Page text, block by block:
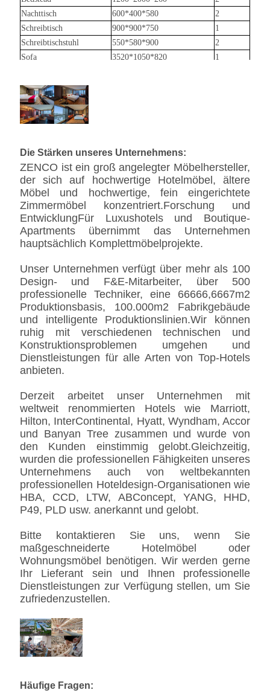
Nachttisch
600*400*580
2
Schreibtisch
900*900*750
1
Schreibtischstuhl
550*580*900
2
Sofa
3520*1050*820
1
Kleiderschrank
Quadratischer Seitentisch
Die Stärken unseres Unternehmens:
ZENCO ist ein groß angelegter Möbelhersteller,
der sich auf hochwertige Hotelmöbel, ältere
Möbel und hochwertige, fein eingerichtete
Zimmermöbel konzentriert.Forschung und
EntwicklungFür Luxushotels und Boutique-
Apartments übernimmt das Unternehmen
hauptsächlich Komplettmöbelprojekte.
Unser Unternehmen verfügt über mehr als 100
Design- und F&E-Mitarbeiter, über 500
professionelle Techniker, eine 66666,6667m2
Produktionsbasis, 100.000m2 Fabrikgebäude
und intelligente Produktionslinien.Wir können
ruhig mit verschiedenen technischen und
Konstruktionsproblemen umgehen und
Dienstleistungen für alle Arten von Top-Hotels
anbieten.
Derzeit arbeitet unser Unternehmen mit
weltweit renommierten Hotels wie Marriott,
Hilton, InterContinental, Hyatt, Wyndham, Accor
und Banyan Tree zusammen und wurde von
den Kunden einstimmig gelobt.Gleichzeitig,
wurden die professionellen Fähigkeiten unseres
Unternehmens auch von weltbekannten
professionellen Hoteldesign-Organisationen wie
HBA, CCD, LTW, ABConcept, YANG, HHD,
P49, PLD usw. anerkannt und gelobt.
Bitte kontaktieren Sie uns, wenn Sie
maßgeschneiderte Hotelmöbel oder
Wohnungsmöbel benötigen. Wir werden gerne
Ihr Lieferant sein und Ihnen professionelle
Dienstleistungen zur Verfügung stellen, um Sie
zufriedenzustellen.
Häufige Fragen: